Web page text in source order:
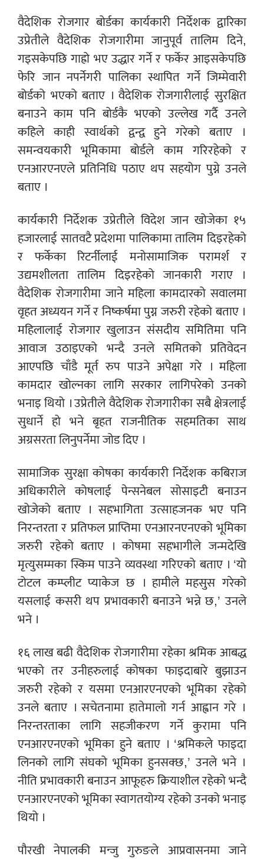
वैदेशिक रोजगार बोर्डका कार्यकारी निर्देशक द्वारिका
उप्रेतीले वैदेशिक रोजगारीमा जानुपूर्व तालिम दिने,
गइसकेपछि गाह्रो भए उद्धार गर्ने र फर्केर आइसकेपछि
फेरि जान नपर्नेगरी पालिका स्थापित गर्ने जिम्मेवारी
बोर्डको भएको बताए । वैदेशिक रोजगारीलाई सुरक्षित
बनाउने काम पनि बोर्डकै भएको उल्लेख गर्दै उनले
कहिले काही स्वार्थको द्वन्द्व हुने गरेको बताए ।
समन्वयकारी भूमिकामा बोर्डले काम गरिरहेको र
एनआरएनएले प्रतिनिधि पठाए थप सहयोग पुग्ने उनले
बताए ।
कार्यकारी निर्देशक उप्रेतीले विदेश जान खोजेका १५
हजारलाई सातवटै प्रदेशमा पालिकामा तालिम दिइरहेको
र फर्केका रिटर्नीलाई मनोसामाजिक परामर्श र
उद्यमशीलता तालिम दिइरहेको जानकारी गराए ।
वैदेशिक रोजगारीमा जाने महिला कामदारको सवालमा
वृहत अध्ययन गर्ने र निष्कर्षमा पुग्न जरुरी रहेको बताए ।
महिलालाई रोजगार खुलाउन संसदीय समितिमा पनि
आवाज उठाइएको भन्दै उनले समितको प्रतिवेदन
आएपछि चाँडै मूर्त रुप पाउने अपेक्षा गरे । महिला
कामदार खोल्नका लागि सरकार लागिपरेको उनको
भनाइ थियो । उप्रेतीले वैदेशिक रोजगारीका सबै क्षेत्रलाई
सुधार्ने हो भने बृहत राजनीतिक सहमतिका साथ
अग्रसरता लिनुपर्नेमा जोड दिए ।
सामाजिक सुरक्षा कोषका कार्यकारी निर्देशक कबिराज
अधिकारीले कोषलाई पेन्सनेबल सोसाइटी बनाउन
खोजेको बताए । सहभागिता उत्साहजनक भए पनि
निरन्तरता र प्रतिफल प्राप्तिमा एनआरनएनएको भूमिका
जरुरी रहेको बताए । कोषमा सहभागीले जन्मदेखि
मृत्युसम्मका स्किम पाउने व्यवस्था गरिएको बताए । ‘यो
टोटल कम्प्लीट प्याकेज छ । हामीले महसुस गरेको
यसलाई कसरी थप प्रभावकारी बनाउने भन्ने छ,’ उनले
भने ।
१६ लाख बढी वैदेशिक रोजगारीमा रहेका श्रमिक आबद्ध
भएको तर उनीहरुलाई कोषका फाइदाबारे बुझाउन
जरुरी रहेको र यसमा एनआरएनएको भूमिका रहेको
उनले बताए । सचेतनामा हातेमालो गर्न आह्वान गरे ।
निरन्तरताका लागि सहजीकरण गर्ने कुरामा पनि
एनआरएनएको भूमिका हुने बताए । ‘श्रमिकले फाइदा
लिनको लागि संघको भूमिका हुनसक्छ,’ उनले भने ।
नीति प्रभावकारी बनाउन आफूहरु क्रियाशील रहेको भन्दै
एनआरएनएको भूमिका स्वागतयोग्य रहेको उनको भनाइ
थियो ।
पौरखी नेपालकी मन्जु गुरुङले आप्रवासनमा जाने